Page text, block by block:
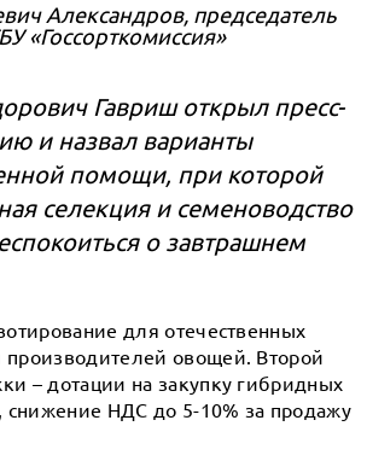
Александров, председатель
«Госсорткомиссия»
Гавриш открыл пресс-
и назвал варианты
помощи, при которой
селекция и семеноводство
о завтрашнем
для отечественных
производителей овощей. Второй
– дотации на закупку гибридных
снижение НДС до 5-10% за продажу